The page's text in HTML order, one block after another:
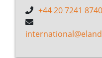
+44 20 7241 8740